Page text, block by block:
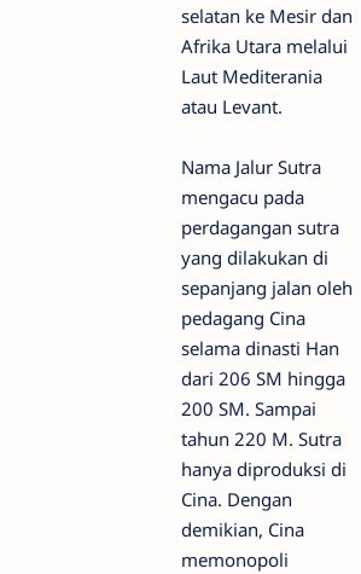
selatan ke Mesir dan
Afrika Utara melalui
Laut Mediterania
atau Levant.
Nama Jalur Sutra
mengacu pada
perdagangan sutra
yang dilakukan di
sepanjang jalan oleh
pedagang Cina
selama dinasti Han
dari 206 SM hingga
200 SM. Sampai
tahun 220 M. Sutra
hanya diproduksi di
Cina. Dengan
demikian, Cina
memonopoli